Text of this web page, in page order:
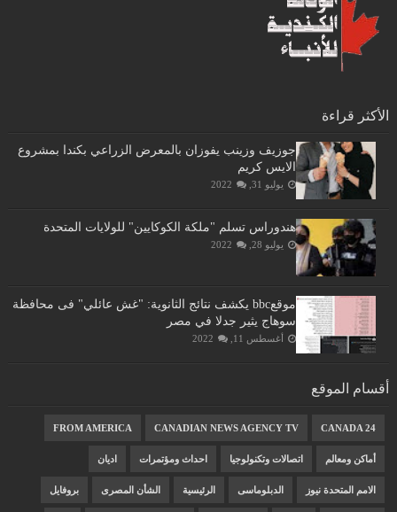
الأكثر قراءة
جوزيف وزينب يفوزان بالمعرض الزراعي بكندا بمشروع
الايس كريم
يوليو 31, 2022
هندوراس تسلم "ملكة الكوكايين" للولايات المتحدة
يوليو 28, 2022
موقعbbc يكشف نتائج الثانوية: "غش عائلي" فى محافظة
سوهاج يثير جدلا في مصر
أغسطس 11, 2022
أقسام الموقع
CANADA 24
CANADIAN NEWS AGENCY TV
FROM AMERICA
أماكن ومعالم اتصالات وتكنولوجيا احداث ومؤتمرات اديان
الامم المتحدة نيوز الدبلوماسى الرئيسية الشأن المصرى بروفايل